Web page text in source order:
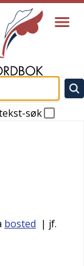
søk
bosted | jf.